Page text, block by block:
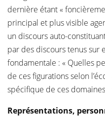
dernière étant «
principal et plus visible
un discours auto-
par des discours tenus sur
fondamentale : « Quelles
de ces figurations selon
spécifique de ces
Représentations,